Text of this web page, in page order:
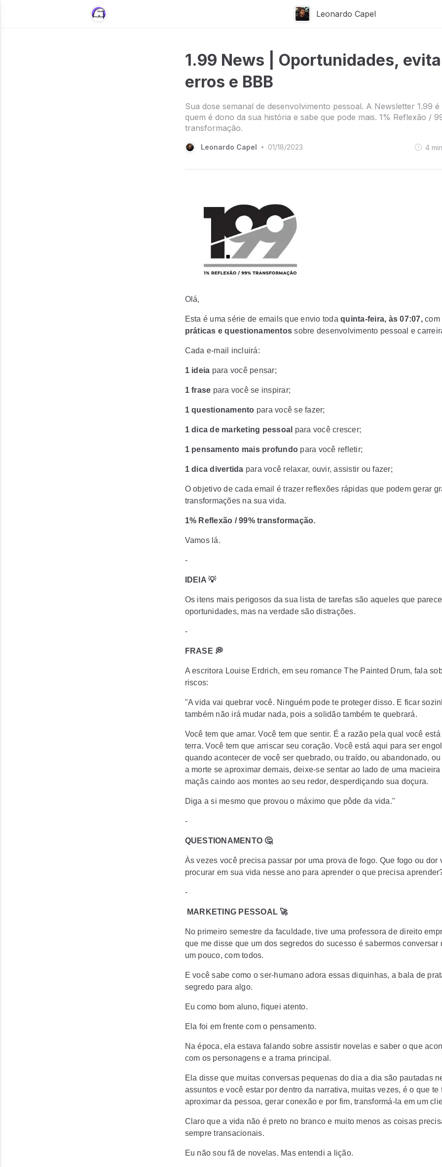
Leonardo Capel
1.99 News | Oportunidades,
erros e BBB
Sua dose semanal de desenvolvimento pessoal. A Newsletter 1.99 é
quem é dono da sua história e sabe que pode mais. 1% Reflexão /
transformação.
Leonardo Capel • 01/18/2023 4min
Olá,
Esta é uma série de emails que envio toda quinta-feira, às 07:07,com
práticas e questionamentossobre desenvolvimento pessoal e
Cada e-mail incluirá:
1 ideia para você pensar;
1 frase para você se inspirar;
1 questionamento para você se fazer;
1 dica de marketing pessoal para você crescer;
1 pensamento mais profundo para você refletir;
1 dica divertida para você relaxar, ouvir, assistir ou fazer;
O objetivo de cada email é trazer reflexões rápidas que podem gerar
transformações na sua vida.
1% Reflexão / 99% transformação.
Vamos lá.
-
IDEIA 💡
Os itens mais perigosos da sua lista de tarefas são aqueles que
oportunidades, mas na verdade são distrações.
-
FRASE 💭
A escritora Louise Erdrich, em seu romance The Painted Drum, fala
riscos:
"A vida vai quebrar você. Ninguém pode te proteger disso. E ficar
também não irá mudar nada, pois a solidão também te quebrará.
Você tem que amar. Você tem que sentir. É a razão pela qual você
terra. Você tem que arriscar seu coração. Você está aqui para ser
quando acontecer de você ser quebrado, ou traído, ou abandonado,
a morte se aproximar demais, deixe-se sentar ao lado de uma
maçãs caindo aos montes ao seu redor, desperdiçando sua doçura.
Diga a si mesmo que provou o máximo que pôde da vida."
-
QUESTIONAMENTO 🤔
Às vezes você precisa passar por uma prova de fogo. Que fogo ou dor
procurar em sua vida nesse ano para aprender o que precisa
-
MARKETING PESSOAL 🚀
No primeiro semestre da faculdade, tive uma professora de direito
que me disse que um dos segredos do sucesso é sabermos conversar
um pouco, com todos.
E você sabe como o ser-humano adora essas diquinhas, a bala de
segredo para algo.
Eu como bom aluno, fiquei atento.
Ela foi em frente com o pensamento.
Na época, ela estava falando sobre assistir novelas e saber o que
com os personagens e a trama principal.
Ela disse que muitas conversas pequenas do dia a dia são pautadas
assuntos e você estar por dentro da narrativa, muitas vezes, é o que te
aproximar da pessoa, gerar conexão e por fim, transformá-la em um
Claro que a vida não é preto no branco e muito menos as coisas
sempre transacionais.
Eu não sou fã de novelas. Mas entendi a lição.